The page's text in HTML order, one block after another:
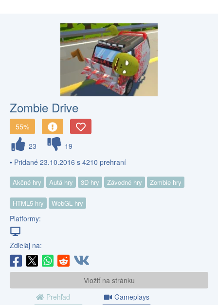
Zombie Drive
55%
23
19
• Pridané 23.10.2016 s 4210 prehraní
Akčné hry Autá hry 3D hry Závodné hry Zombie hry
HTML5 hry WebGL hry
Platformy:
Zdieľaj na:
Vložiť na stránku
Prehľad
Gameplays